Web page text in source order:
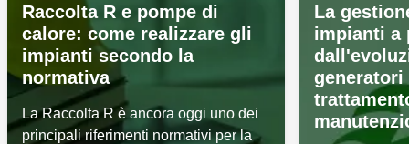
Raccolta R e pompe di
calore: come realizzare gli
impianti secondo la
normativa
La Raccolta R è ancora oggi uno dei
principali riferimenti normativi per la
La
impianti a
generatori